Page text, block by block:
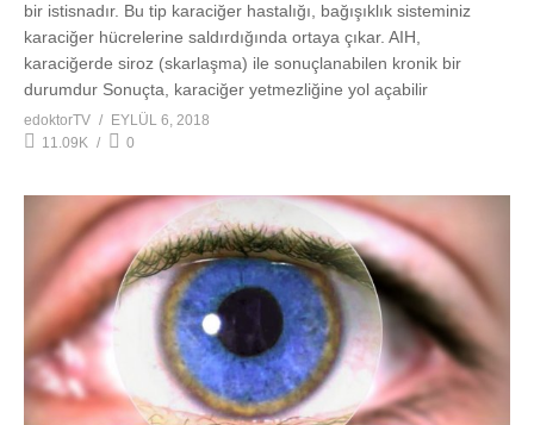
bir istisnadır. Bu tip karaciğer hastalığı, bağışıklık sisteminiz
karaciğer hücrelerine saldırdığında ortaya çıkar. AIH,
karaciğerde siroz (skarlaşma) ile sonuçlanabilen kronik bir
durumdur Sonuçta, karaciğer yetmezliğine yol açabilir
edoktorTV
EYLÜL 6, 2018
11.09K
0